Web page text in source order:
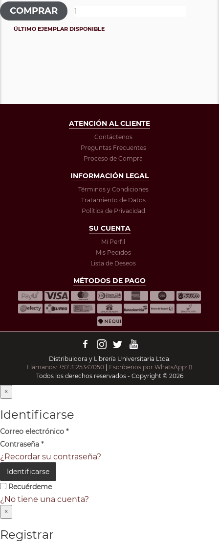
ÚLTIMO EJEMPLAR DISPONIBLE
ATENCIÓN AL CLIENTE
Contáctenos
Preguntas Frecuentes
Proceso de Compra
INFORMACIÓN LEGAL
Términos y Condiciones
Tratamiento de Datos
Política de Privacidad
SU CUENTA
Mi Perfil
Mis Pedidos
Lista de Deseos
MÉTODOS DE PAGO
Distribuidora y Librería Universitaria Ltda.
Llámanos: +57 3125347050 | Escríbenos por WhatsApp:
Todos los derechos reservados - Copyright © 2026
×
Identificarse
Correo electrónico *
Contraseña *
¿Recordar su contraseña?
Identificarse
Recuérdeme
¿No tiene una cuenta?
×
Registrar